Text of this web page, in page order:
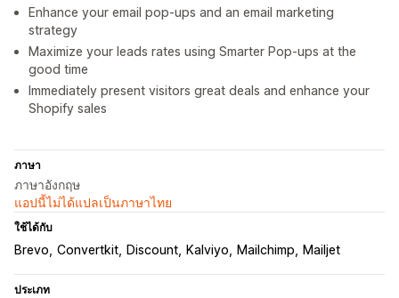
Enhance your email pop-ups and an email marketing
strategy
Maximize your leads rates using Smarter Pop-ups at the
good time
Immediately present visitors great deals and enhance your
Shopify sales
ภาษา
ภาษาอังกฤษ
แอปนี้ไม่ได้แปลเป็นภาษาไทย
ใช้ได้กับ
Brevo Convertkit Discount Kalviyo Mailchimp Mailjet
ประเภท